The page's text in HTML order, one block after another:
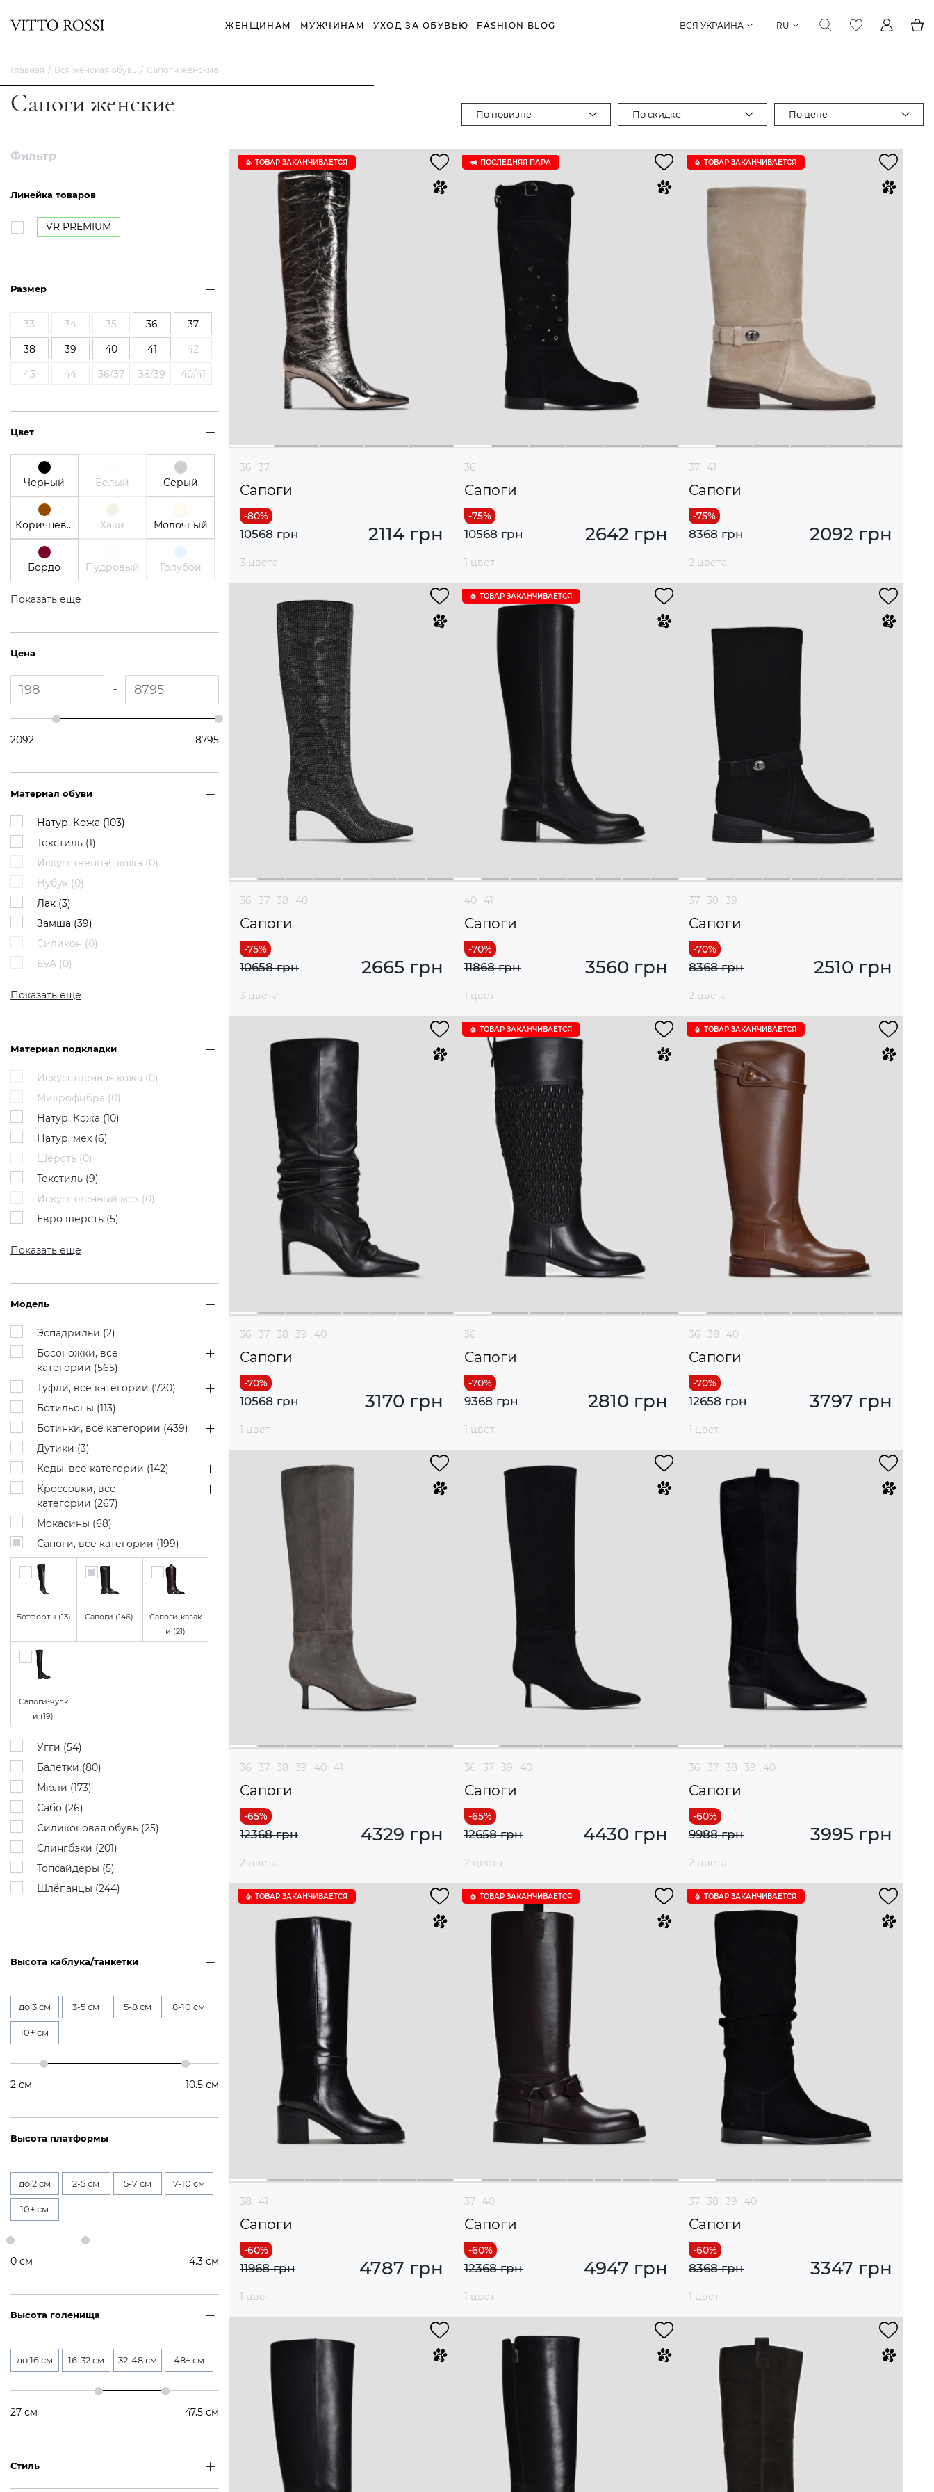
ЖЕНЩИНАМ МУЖЧИНАМ УХОД ЗА ОБУВЬЮ FASHION BLOG ВСЯ УКРАИНА RU
Главная Вся женская обувь Cапоги женские
Cапоги женские По новизне По скидке По цене
Фильтр
Линейка товаров
VR PREMIUM
Размер
33 34 35 36
37
38
39 40 41
42
43
44 36/37 38/39 40/41
Цвет
Черный Белый Серый
Коричневый Хаки Молочный
Бордо Пудровый Голубой
Показать еще
Цена
-
2092 8795
Материал обуви
Натур. Кожа (103)
Текстиль (1)
Искусственная кожа (0)
Нубук (0)
Лак (3)
Замша (39)
Силикон (0)
EVA (0)
Показать еще
Материал подкладки
Искусственная кожа (0)
Микрофибра (0)
Натур. Кожа (10)
Натур. мех (6)
Шерсть (0)
Текстиль (9)
Искусственный мех (0)
Евро шерсть (5)
Показать еще
Модель
Эспадрильи (2)
Босоножки, все
категории (565)
Туфли, все категории (720)
Ботильоны (113)
Ботинки, все категории (439)
Дутики (3)
Кеды, все категории (142)
Кроссовки, все
категории (267)
Мокасины (68)
Сапоги, все категории (199)
Ботфорты (13) Сапоги (146)
Сапоги-казак
и (21)
Сапоги-чулк
и (19)
Угги (54)
Балетки (80)
Мюли (173)
Сабо (26)
Силиконовая обувь (25)
Слингбэки (201)
Топсайдеры (5)
Шлёпанцы (244)
Высота каблука/танкетки
до 3 см 3-5 см 5-8 см 8-10 см
10+ см
2 см 10.5 см
Высота платформы
до 2 см 2-5 см 5-7 см 7-10 см
10+ см
0 см 4.3 см
Высота голенища
до 16 см 16-32 см 32-48 см 48+ см
27 см 47.5 см
Стиль
ТОВАР ЗАКАНЧИВАЕТСЯ
36 37
Сапоги
2114 грн
10568 грн
3 цвета
ПОСЛЕДНЯЯ ПАРА
36
Сапоги
2642 грн
10568 грн
1 цвет
ТОВАР ЗАКАНЧИВАЕТСЯ
37 41
Сапоги
2092 грн
8368 грн
2 цвета
36 37 38 40
Сапоги
2665 грн
10658 грн
3 цвета
ТОВАР ЗАКАНЧИВАЕТСЯ
40 41
Сапоги
3560 грн
11868 грн
1 цвет
37 38 39
Сапоги
2510 грн
8368 грн
2 цвета
36 37 38 39 40
Сапоги
3170 грн
10568 грн
1 цвет
ТОВАР ЗАКАНЧИВАЕТСЯ
36
Сапоги
2810 грн
9368 грн
1 цвет
ТОВАР ЗАКАНЧИВАЕТСЯ
36 38 40
Сапоги
3797 грн
12658 грн
1 цвет
36 37 38 39 40 41
Сапоги
4329 грн
12368 грн
2 цвета
36 37 39 40
Сапоги
4430 грн
12658 грн
2 цвета
36 37 38 39 40
Сапоги
3995 грн
9988 грн
2 цвета
ТОВАР ЗАКАНЧИВАЕТСЯ
38 41
Сапоги
4787 грн
11968 грн
1 цвет
ТОВАР ЗАКАНЧИВАЕТСЯ
37 40
Сапоги
4947 грн
12368 грн
1 цвет
ТОВАР ЗАКАНЧИВАЕТСЯ
37 38 39 40
Сапоги
3347 грн
8368 грн
1 цвет